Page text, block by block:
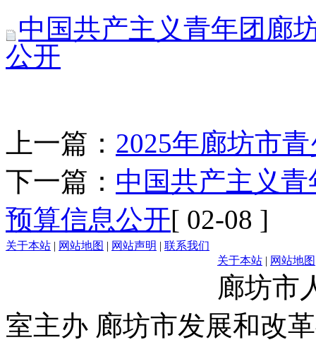
中国共产主义青年团廊
公开
上一篇： 2025年廊坊市
下一篇： 中国共产主义
预算信息公开[ 02-08 ]
关于本站 | 网站地图 | 网站声明 | 联系我们
关于本站 | 网站地图
廊坊市
室主办 廊坊市发展和改